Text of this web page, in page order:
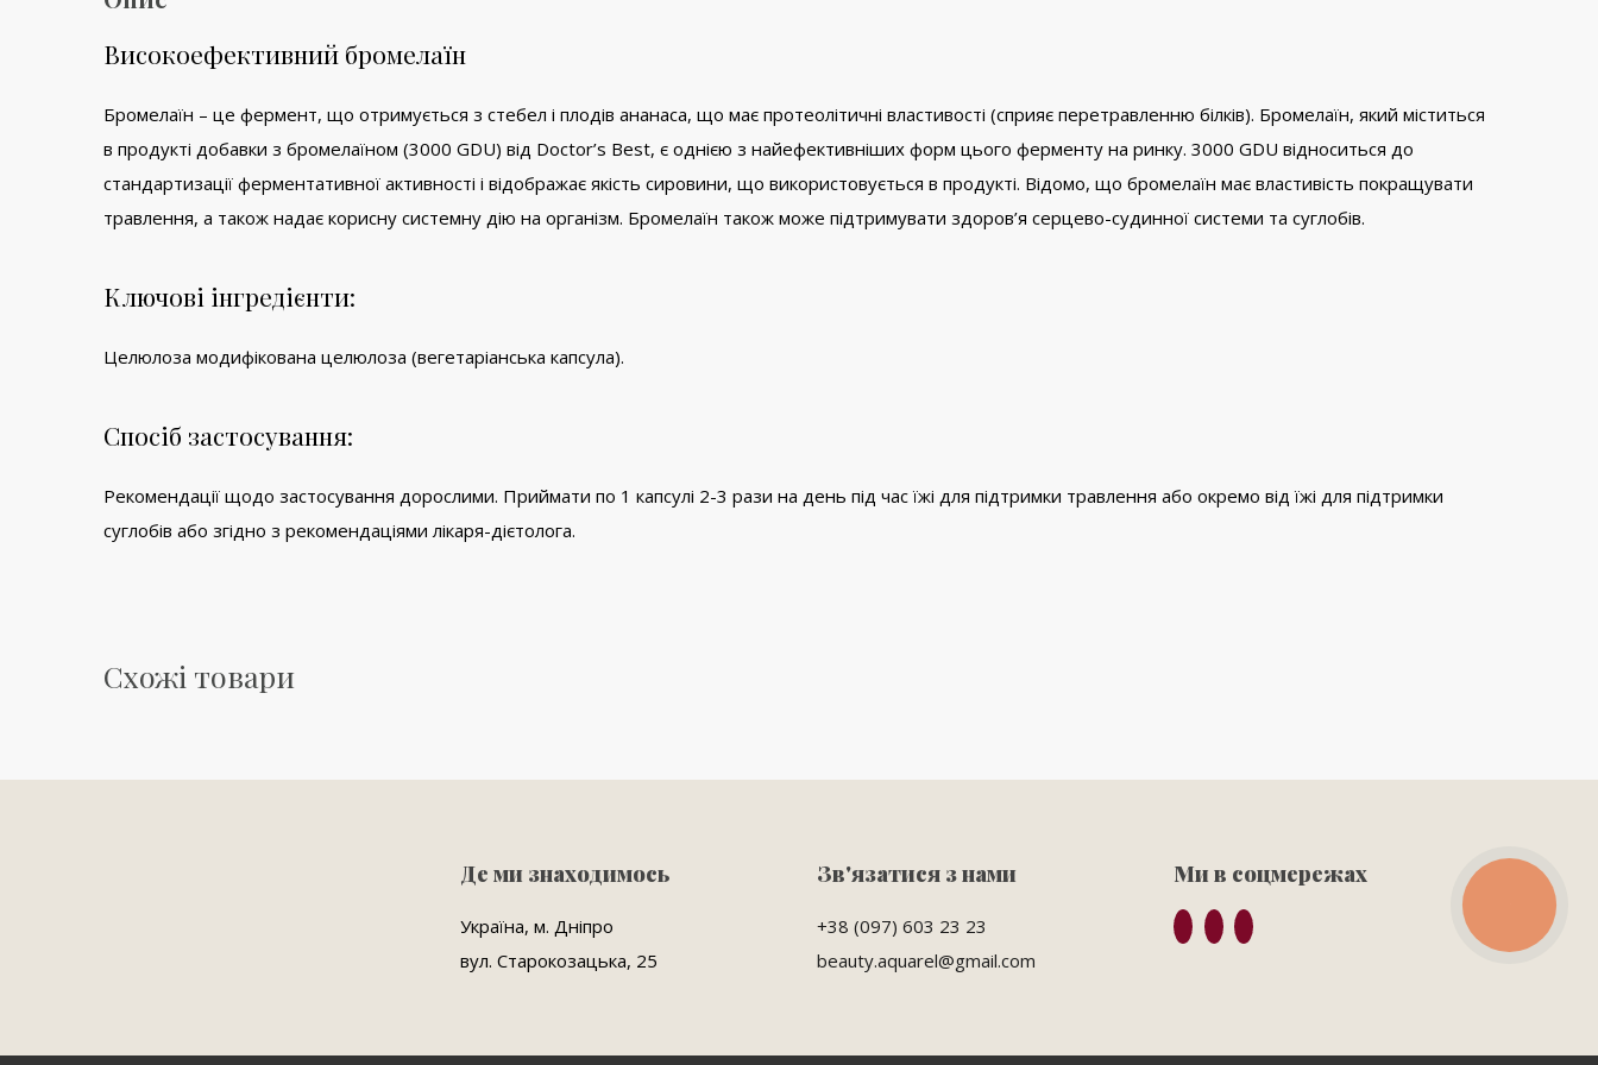
Високоефективний бромелаїн
Бромелаїн – це фермент, що отримується з стебел і плодів ананаса, що має протеолітичні властивості (сприяє перетравленню білків). Бромелаїн, який міститься
в продукті добавки з бромелаїном (3000 GDU) від Doctor’s Best, є однією з найефективніших форм цього ферменту на ринку. 3000 GDU відноситься до
стандартизації ферментативної активності і відображає якість сировини, що використовується в продукті. Відомо, що бромелаїн має властивість покращувати
травлення, а також надає корисну системну дію на організм. Бромелаїн також може підтримувати здоров’я серцево-судинної системи та суглобів.
Ключові інгредієнти:
Целюлоза модифікована целюлоза (вегетаріанська капсула).
Спосіб застосування:
Рекомендації щодо застосування дорослими. Приймати по 1 капсулі 2-3 рази на день під час їжі для підтримки травлення або окремо від їжі для підтримки
суглобів або згідно з рекомендаціями лікаря-дієтолога.
Схожі товари
Де ми знаходимось
Україна, м. Дніпро
вул. Старокозацька, 25
Зв'язатися з нами
+38 (097) 603 23 23
beauty.aquarel@gmail.com
Ми в соцмережах